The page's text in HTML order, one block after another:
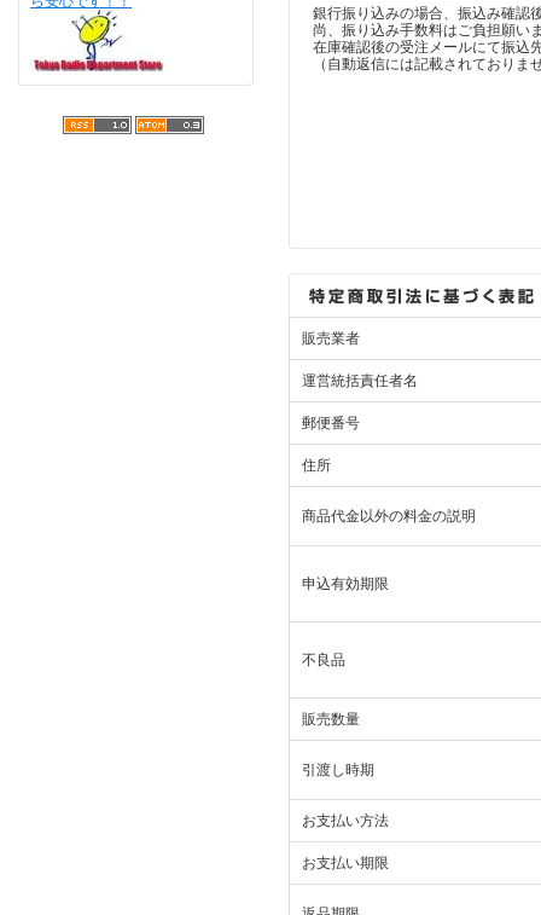
銀行振り込みの場合、振込み確認
尚、振り込み手数料はご負担願い
在庫確認後の受注メールにて振込
（自動返信には記載されておりま
販売業者
運営統括責任者名
郵便番号
住所
商品代金以外の料金の説明
申込有効期限
不良品
販売数量
引渡し時期
お支払い方法
お支払い期限